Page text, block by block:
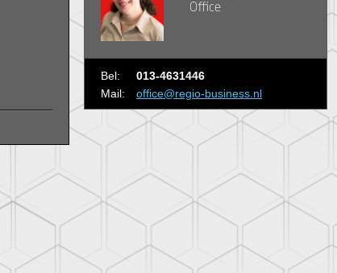
Office
Bel:
013-4631446
Mail:
office@regio-business.nl